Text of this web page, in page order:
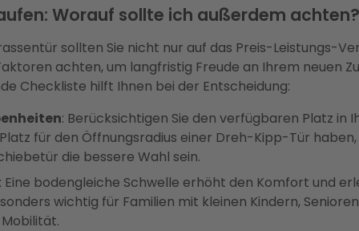
Worauf sollte ich außerdem achten?
sollten Sie nicht nur auf das Preis-Leistungs-
achten, um langfristig Freude an Ihrem neuen
Checkliste hilft Ihnen bei der Entscheidung:
: Berücksichtigen Sie den verfügbaren Platz in
für den Öffnungsradius einer Dreh-Kipp-Tür
die bessere Wahl sein.
: Eine bodengleiche Schwelle erhöht den Komfort und
wichtig für Familien mit kleinen Kindern,